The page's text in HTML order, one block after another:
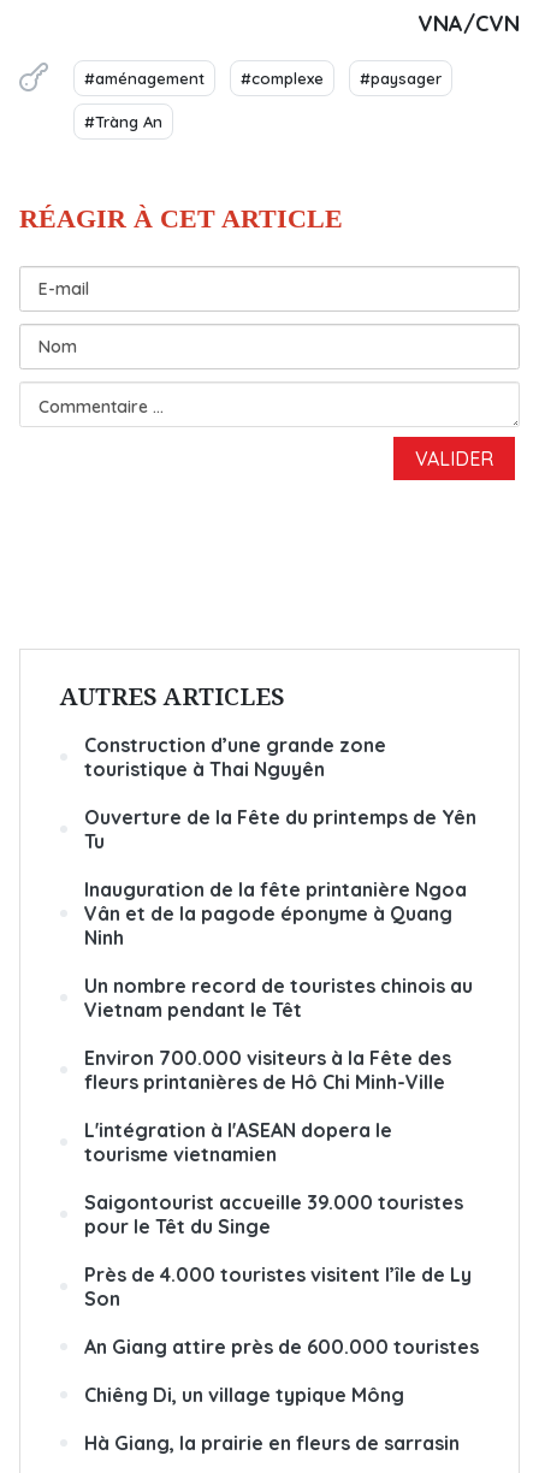
VNA/CVN
#aménagement #complexe #paysager
#Tràng An
AUTRES ARTICLES
Construction d’une grande zone
touristique à Thai Nguyên
Ouverture de la Fête du printemps de Yên
Tu
Inauguration de la fête printanière Ngoa
Vân et de la pagode éponyme à Quang
Ninh
Un nombre record de touristes chinois au
Vietnam pendant le Têt
Environ 700.000 visiteurs à la Fête des
fleurs printanières de Hô Chi Minh-Ville
L'intégration à l'ASEAN dopera le
tourisme vietnamien
Saigontourist accueille 39.000 touristes
pour le Têt du Singe
Près de 4.000 touristes visitent l’île de Ly
Son
An Giang attire près de 600.000 touristes
Chiêng Di, un village typique Mông
Hà Giang, la prairie en fleurs de sarrasin